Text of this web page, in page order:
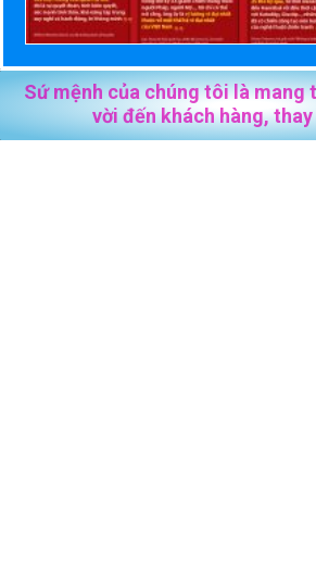
Sứ mệnh của chúng tôi là mang
vời đến khách hàng,